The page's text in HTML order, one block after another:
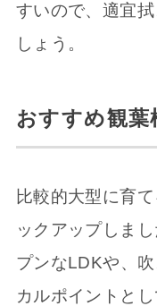
すいので、適宜
しょう。
おすすめ観葉
比較的大型に育
ックアップしま
プンなLDKや、
カルポイントと